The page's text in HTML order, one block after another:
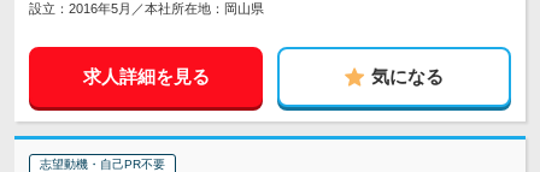
設立：2016年5月／本社所在地：岡山県
求人詳細を見る 気になる
志望動機・自己PR不要